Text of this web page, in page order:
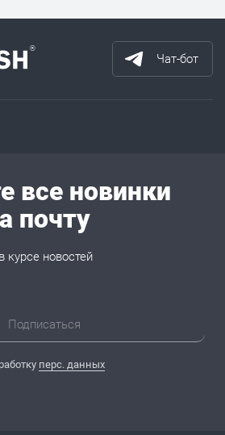
Чат-бот
все новинки
почту
курсе новостей
Подписаться
перс. данных